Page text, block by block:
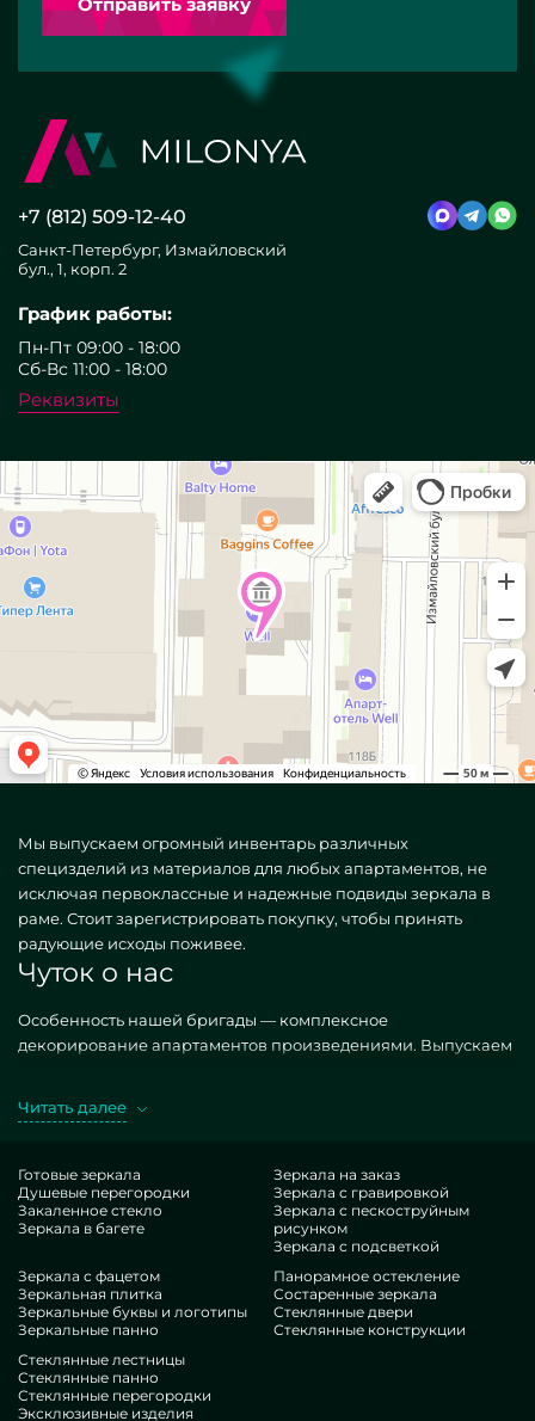
+7 (812) 509-12-40
Санкт-Петербург, Измайловский
бул., 1, корп. 2
График работы:
Пн-Пт 09:00 - 18:00
Сб-Вс 11:00 - 18:00
Реквизиты
Мы выпускаем огромный инвентарь различных
специзделий из материалов для любых апартаментов, не
исключая первоклассные и надежные подвиды зеркала в
раме. Стоит зарегистрировать покупку, чтобы принять
радующие исходы поживее.
Чуток о нас
Особенность нашей бригады — комплексное
декорирование апартаментов произведениями. Выпускаем
оффер — зеркало в раме. Получая подобные построения в
чудесный товар, с оптимальной тарификацией, не
уступающий похожим итерациям. Если вы стремитесь
доработать свои жилплощади, привнести им изящества,
уникальности, несомненно выберите наши предложения, от
зеркала в раме и до отличных опций.
Заслуги нашей группы
профилей. У всех продвинутые навык, что удовлетворит
даже строгих приобретателей. Настойчиво корпят над
Читать далее
Готовые зеркала
Душевые перегородки
Закаленное стекло
Зеркала в багете
Зеркала на заказ
Зеркала с гравировкой
Зеркала с пескоструйным
рисунком
Зеркала с подсветкой
Зеркала с фацетом
Зеркальная плитка
Зеркальные буквы и логотипы
Зеркальные панно
Панорамное остекление
Состаренные зеркала
Стеклянные двери
Стеклянные конструкции
Стеклянные лестницы
Стеклянные панно
Стеклянные перегородки
Эксклюзивные изделия